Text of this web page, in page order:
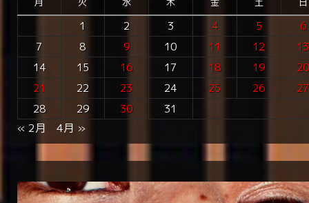
1 2 3 4 5
6
7
8 9 10 11 12
13
14
15 16 17 18 19
20
21
22 23 24 25 26
27
28
29 30 31
« 2月 4月 »